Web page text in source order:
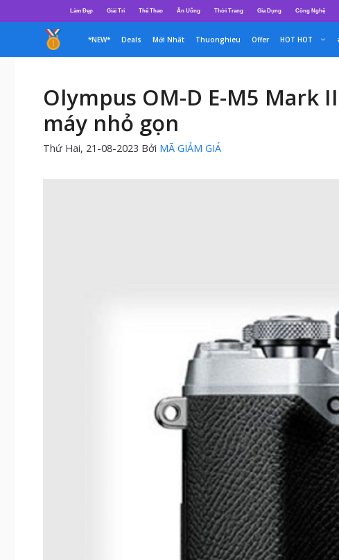
đến
dung
Làm Đẹp Giải Trí Thể Thao Ăn Uống Thời Trang Gia Dụng Công Nghệ
*NEW* Deals Mới Nhất Thuonghieu Offer HOT HOT
Olympus OM-D E-M5
máy nhỏ gọn
Thứ Hai, 21-08-2023 Bởi MÃ GIẢM GIÁ